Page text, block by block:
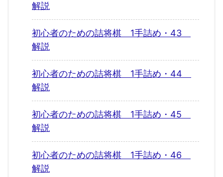
解説
初心者のための詰将棋 1手詰め・43
解説
初心者のための詰将棋 1手詰め・44
解説
初心者のための詰将棋 1手詰め・45
解説
初心者のための詰将棋 1手詰め・46
解説